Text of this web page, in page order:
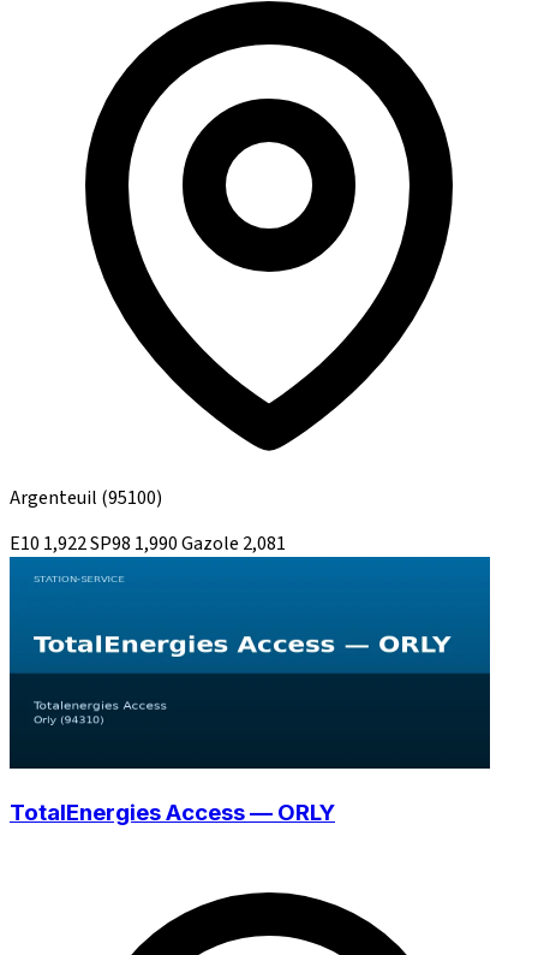
Argenteuil (95100)
E10 1,922SP98 1,990Gazole 2,081
TotalEnergies Access — ORLY